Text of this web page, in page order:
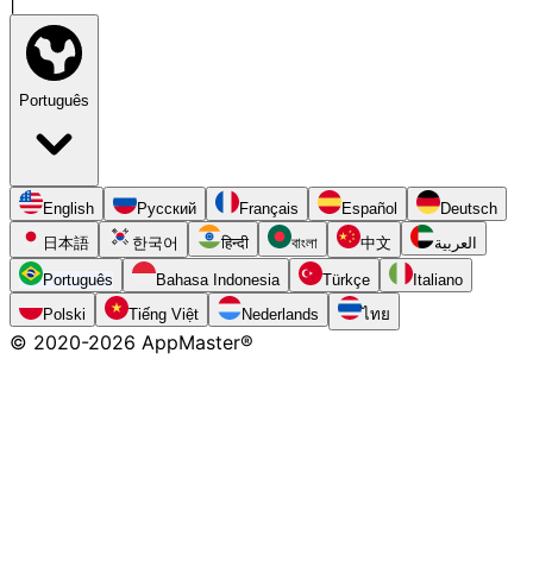
Português
English Русский Français Español
Deutsch
日本語
한국어 हिन्दी বাংলা 中文 العربية
Português Bahasa Indonesia Türkçe
Italiano
Polski
Tiếng Việt Nederlands ไทย
© 2020-2026 AppMaster®